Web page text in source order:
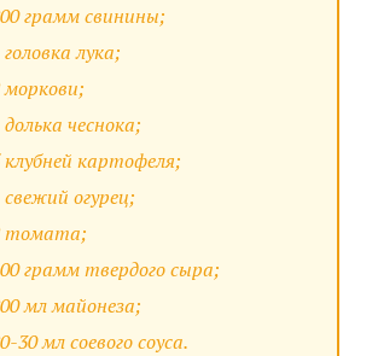
грамм свинины;
головка лука;
моркови;
долька чеснока;
клубней картофеля;
свежий огурец;
томата;
грамм твердого сыра;
мл майонеза;
30 мл соевого соуса.